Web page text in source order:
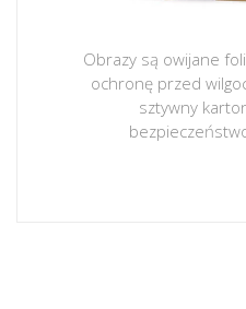
Obrazy są owijane
ochronę przed
sztywny